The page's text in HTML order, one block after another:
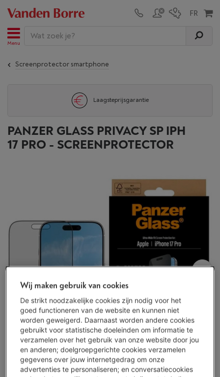
Menu
Screenprotector smartphone
Laagsteprijsgarantie
PANZER GLASS PRIVACY SP IPH
17 PRO - SCREENPROTECTOR
Wij maken gebruik van cookies
De strikt noodzakelijke cookies zijn nodig voor het
goed functioneren van de website en kunnen niet
worden geweigerd. Daarnaast worden andere cookies
gebruikt voor statistische doeleinden om informatie te
verzamelen over het gebruik van onze website door jou
en anderen; doelgroepgerichte cookies verzamelen
gegevens over jouw internetgedrag om onze
advertenties te personaliseren; en conversatiecookies